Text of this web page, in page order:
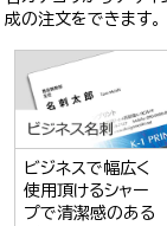
成の注文をできます。
ビジネスで幅広く
使用頂けるシャー
プで清潔感のある